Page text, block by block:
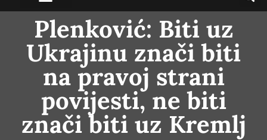
Plenković: Biti uz
Ukrajinu znači biti
na pravoj strani
povijesti, ne biti
znači biti uz Kremlj